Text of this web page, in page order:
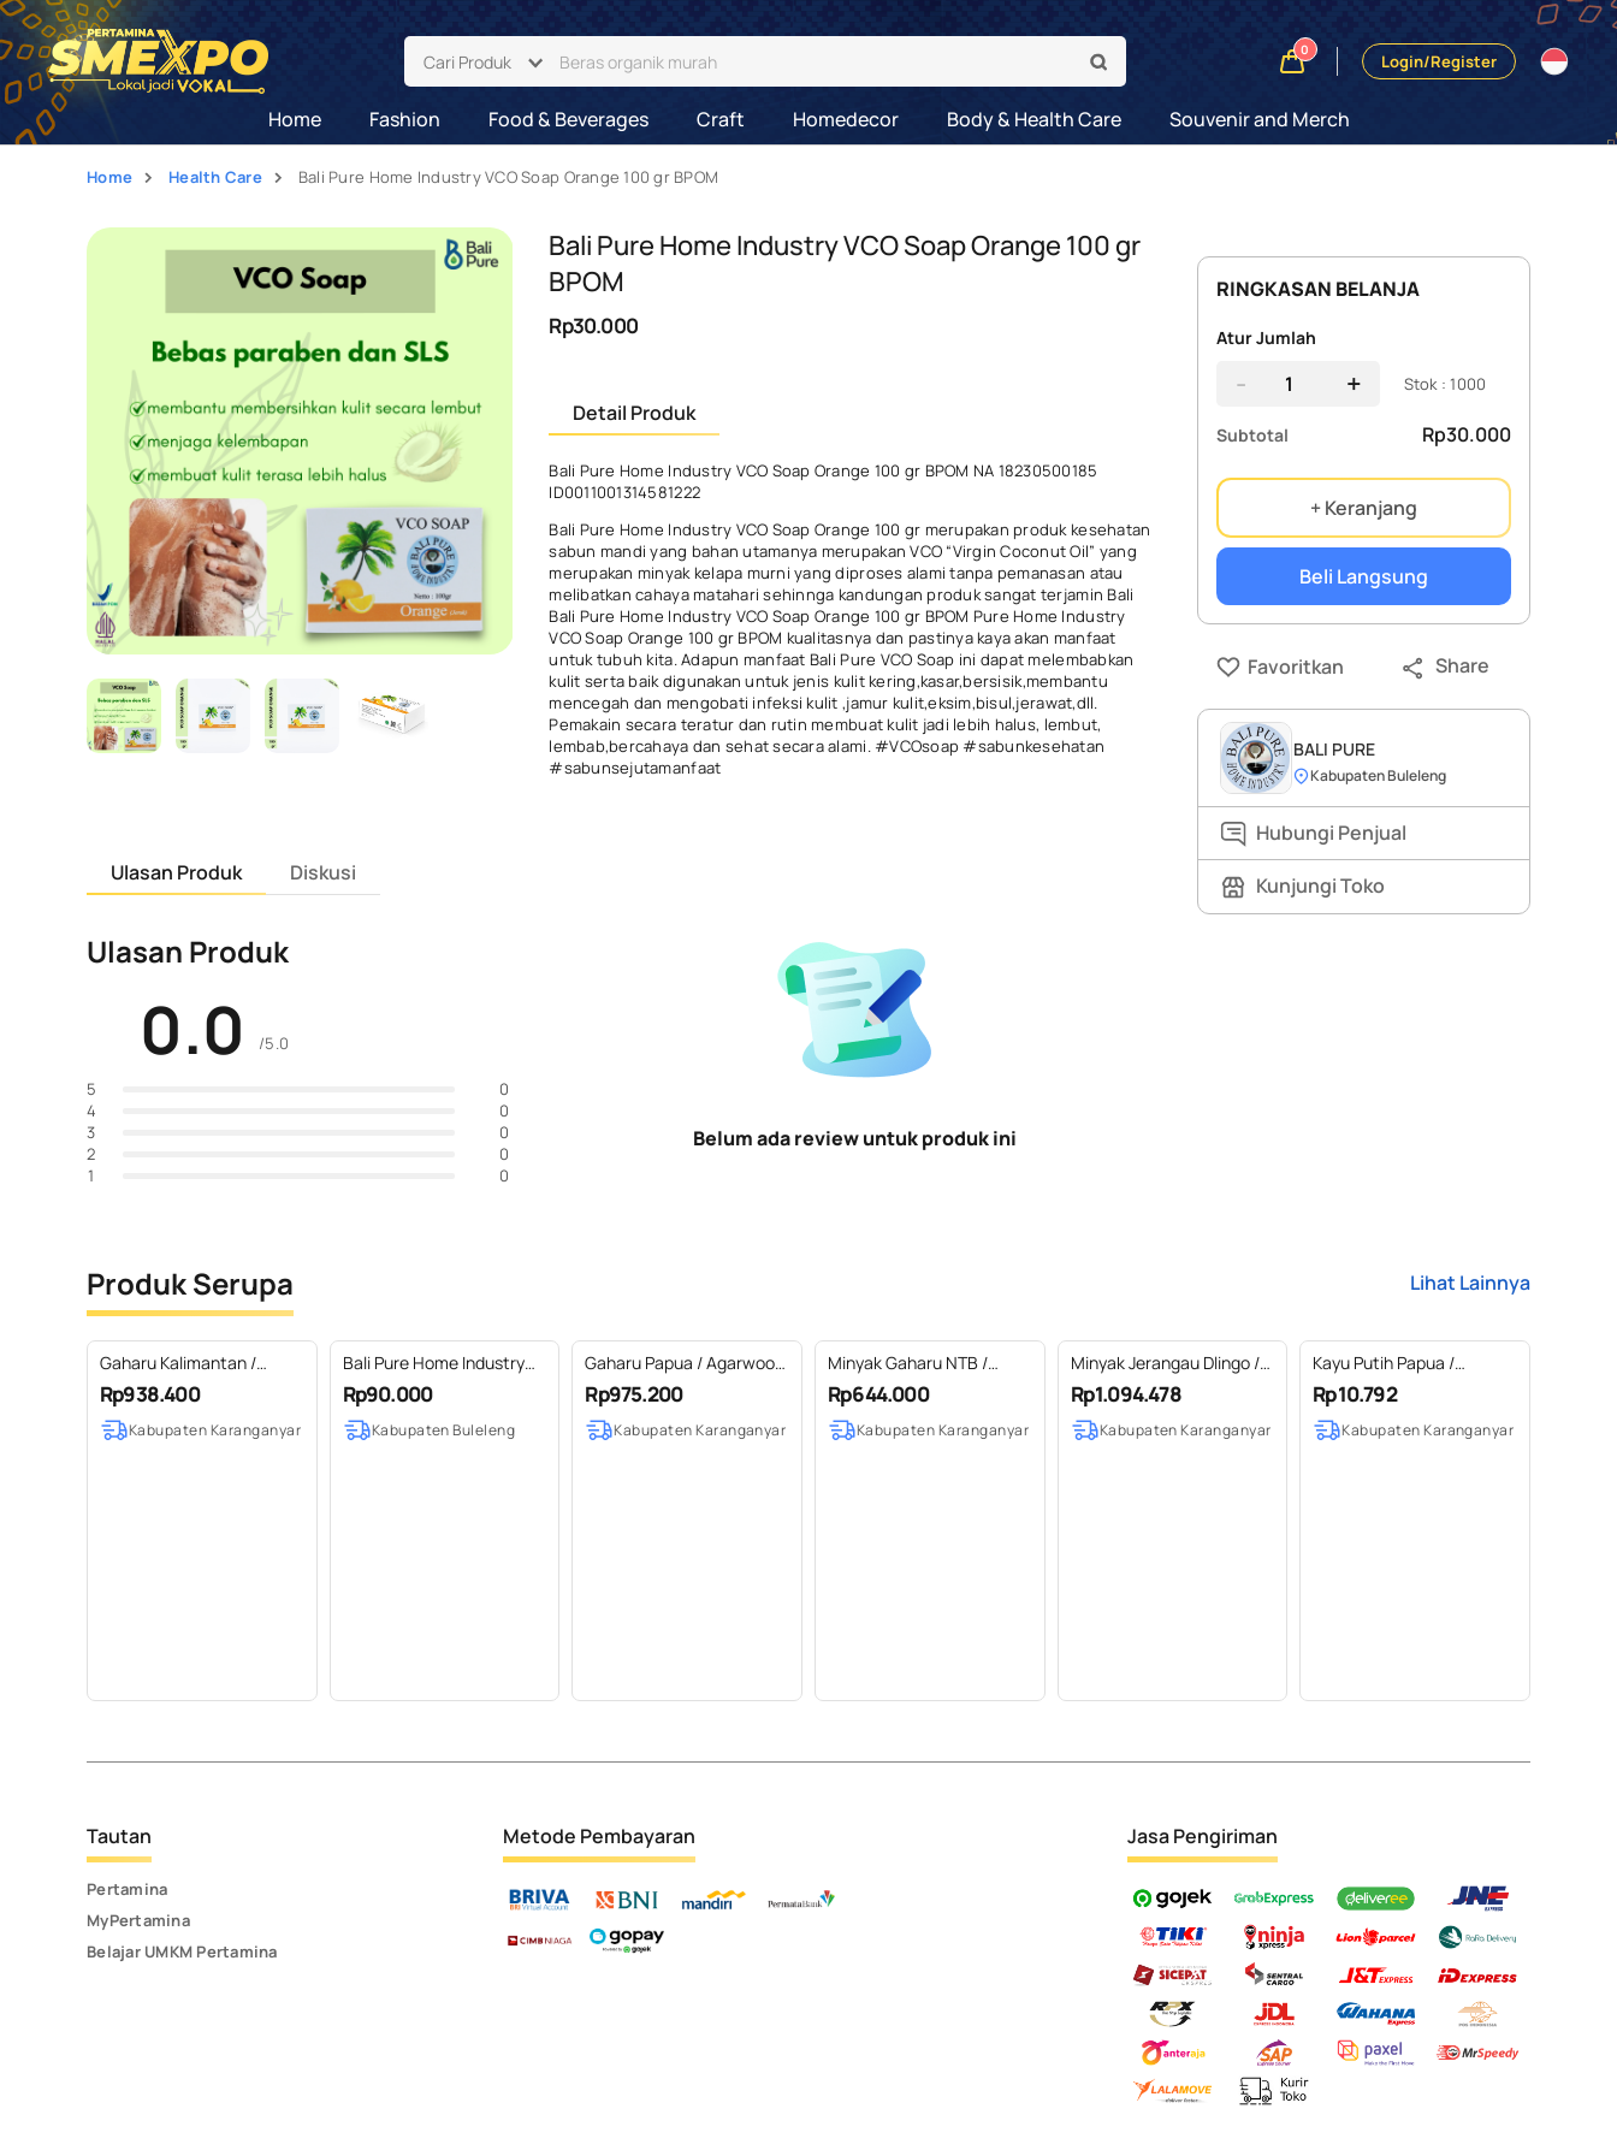
Cari Produk
0
Login/Register
Home Fashion Food & Beverages Craft Homedecor Body & Health Care Souvenir and Merch
Home Health Care Bali Pure Home Industry VCO Soap Orange 100 gr BPOM
Bali Pure Home Industry VCO Soap Orange 100 gr
BPOM
Rp30.000
Detail Produk
Bali Pure Home Industry VCO Soap Orange 100 gr BPOM NA 18230500185
ID0011001314581222
Bali Pure Home Industry VCO Soap Orange 100 gr merupakan produk kesehatan
sabun mandi yang bahan utamanya merupakan VCO “Virgin Coconut Oil” yang
merupakan minyak kelapa murni yang diproses alami tanpa pemanasan atau
melibatkan cahaya matahari sehinnga kandungan produk sangat terjamin Bali
Bali Pure Home Industry VCO Soap Orange 100 gr BPOM Pure Home Industry
VCO Soap Orange 100 gr BPOM kualitasnya dan pastinya kaya akan manfaat
untuk tubuh kita. Adapun manfaat Bali Pure VCO Soap ini dapat melembabkan
kulit serta baik digunakan untuk jenis kulit kering,kasar,bersisik,membantu
mencegah dan mengobati infeksi kulit ,jamur kulit,eksim,bisul,jerawat,dll.
Pemakain secara teratur dan rutin membuat kulit jadi lebih halus, lembut,
lembab,bercahaya dan sehat secara alami. #VCOsoap #sabunkesehatan
#sabunsejutamanfaat
Ulasan Produk Diskusi
Ulasan Produk
0.0 /5.0
5
0
4
0
3
0
2
0
1
0
Belum ada review untuk produk ini
RINGKASAN BELANJA
Atur Jumlah
- + Stok : 1000
Subtotal Rp30.000
+ Keranjang
Beli Langsung
Favoritkan Share
BALI PURE
Kabupaten Buleleng
Hubungi Penjual
Kunjungi Toko
Produk Serupa Lihat Lainnya
Gaharu Kalimantan /
Agarwood Kutai Essential
Oil 100% Pure (2-100 ml)
Rp938.400
Kabupaten Karanganyar
Bali Pure Home Industry
Minyak Kemiri Bakar 100ml
BPOM
Rp90.000
Kabupaten Buleleng
Gaharu Papua / Agarwood
Merauke Essential Oil
100% Pure (2-100 ml)
Rp975.200
Kabupaten Karanganyar
Minyak Gaharu NTB /
Agarwood Sumbawa
Essential Oil 100% Pure
(2-100 ml)
Rp644.000
Kabupaten Karanganyar
Minyak Jerangau Dlingo /
Calamus Essential Oil
100% Pure (1-5 L)
Rp1.094.478
Kabupaten Karanganyar
Kayu Putih Papua /
Cajuput Papua Essential
Oil 100% Pure (2-10 ml)
Rp10.792
Kabupaten Karanganyar
Tautan
Pertamina
MyPertamina
Belajar UMKM Pertamina
Metode Pembayaran Jasa Pengiriman